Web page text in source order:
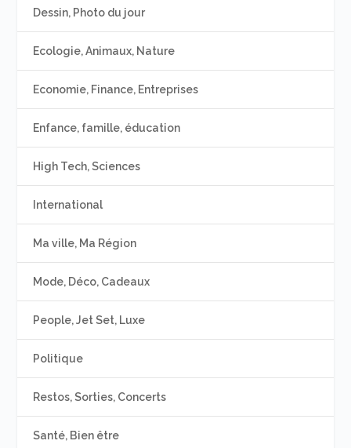
Dessin, Photo du jour
Ecologie, Animaux, Nature
Economie, Finance, Entreprises
Enfance, famille, éducation
High Tech, Sciences
International
Ma ville, Ma Région
Mode, Déco, Cadeaux
People, Jet Set, Luxe
Politique
Restos, Sorties, Concerts
Santé, Bien être